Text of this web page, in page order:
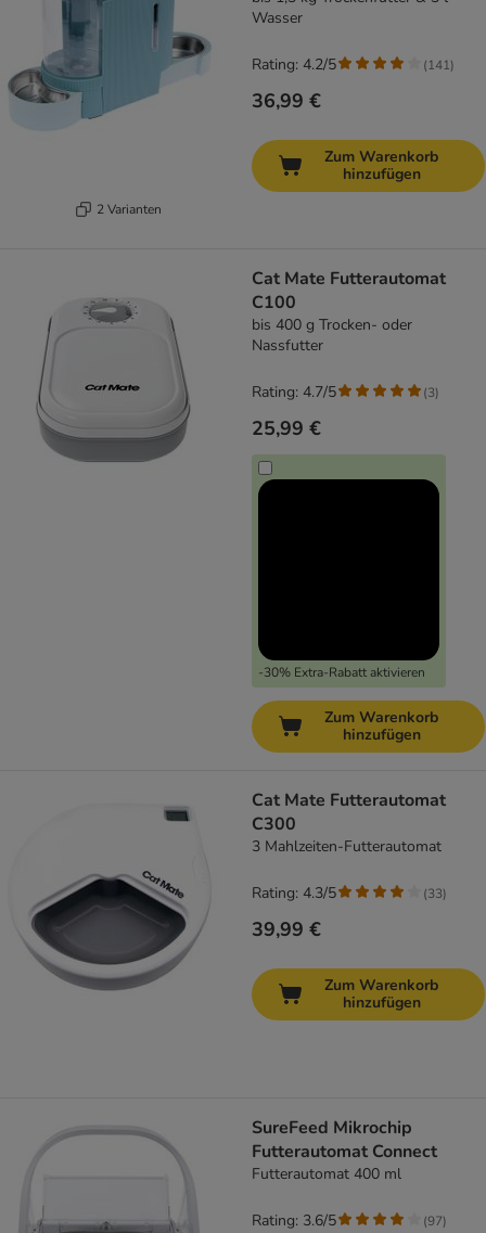
2 Varianten
Wasser
36,99 €
Rating: 4.2/5 (141)
Zum Warenkorb
hinzufügen
Cat Mate Futterautomat
C100
bis 400 g Trocken- oder
Nassfutter
25,99 €
-30% Extra-Rabatt aktivieren
Rating: 4.7/5 (3)
Zum Warenkorb
hinzufügen
Cat Mate Futterautomat
C300
3 Mahlzeiten-Futterautomat
39,99 €
Rating: 4.3/5 (33)
Zum Warenkorb
hinzufügen
SureFeed Mikrochip
Futterautomat Connect
Futterautomat 400 ml
Rating: 3.6/5 (97)